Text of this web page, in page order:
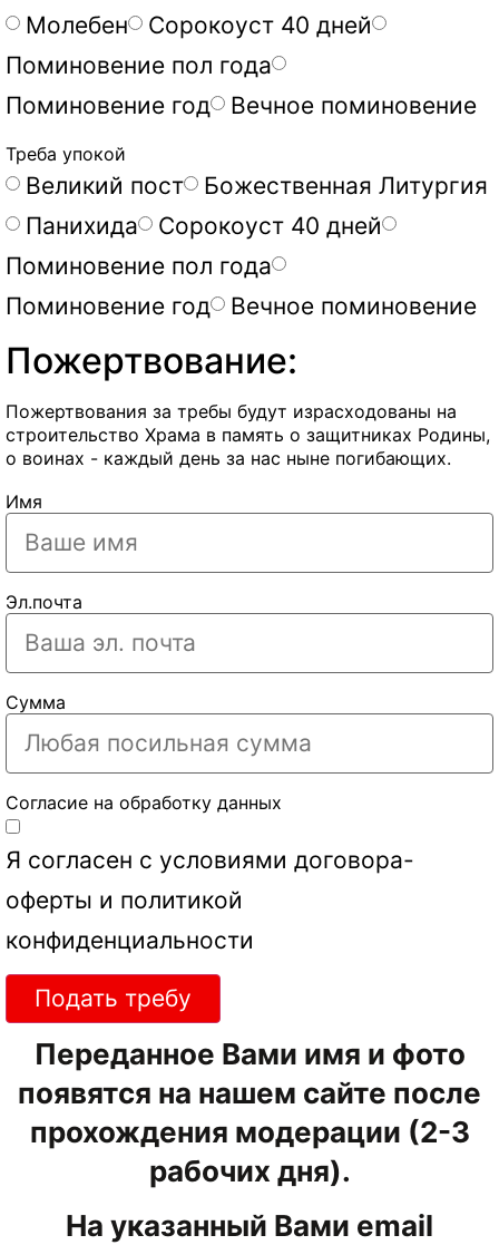
Молебен
Сорокоуст 40 дней
Поминовение пол года
Поминовение год
Вечное поминовение
Треба упокой
Великий пост
Божественная Литургия
Панихида
Сорокоуст 40 дней
Поминовение пол года
Поминовение год
Вечное поминовение
Пожертвование:
Пожертвования за требы будут израсходованы на
строительство Храма в память о защитниках Родины,
о воинах - каждый день за нас ныне погибающих.
Имя
Эл.почта
Сумма
Согласие на обработку данных
Я согласен с условиями договора-
оферты и политикой
конфиденциальности
Подать требу
Переданное Вами имя и фото
появятся на нашем сайте после
прохождения модерации (2-3
рабочих дня).
На указанный Вами email